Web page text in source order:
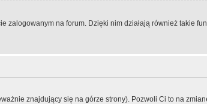
zalogowanym na forum. Dzięki nim działają również takie
znajdujący się na górze strony). Pozwoli Ci to na